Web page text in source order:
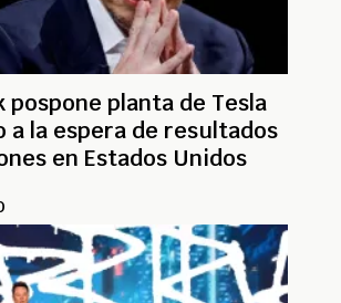
pospone planta de Tesla
a la espera de resultados
en Estados Unidos